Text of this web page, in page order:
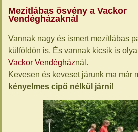
Mezítlábas ösvény a Vackor
Vendégházaknál
Vannak nagy és ismert mezítlábas
külföldön is. És vannak kicsik is
Vackor Vendégháznál.
Kevesen és keveset járunk ma már
kényelmes cipő nélkül járni!